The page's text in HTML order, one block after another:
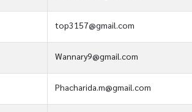
top3157@gmail.com
Wannary9@gmail.com
Phacharida.m@gmail.com